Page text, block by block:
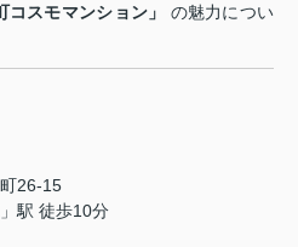
コスモマンション」
の魅力につい
26-15
駅 徒歩10分